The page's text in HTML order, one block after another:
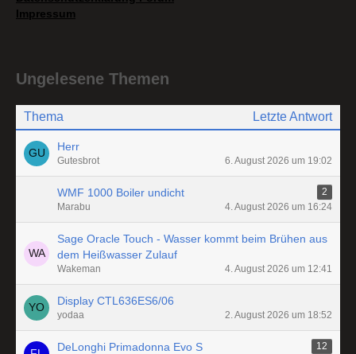
Impressum
Ungelesene Themen
Thema Letzte Antwort
Herr
Gutesbrot 6. August 2026 um 19:02
WMF 1000 Boiler undicht
2
Marabu
4. August 2026 um 16:24
Sage Oracle Touch - Wasser kommt beim Brühen aus
dem Heißwasser Zulauf
Wakeman 4. August 2026 um 12:41
Display CTL636ES6/06
yodaa 2. August 2026 um 18:52
DeLonghi Primadonna Evo S
12